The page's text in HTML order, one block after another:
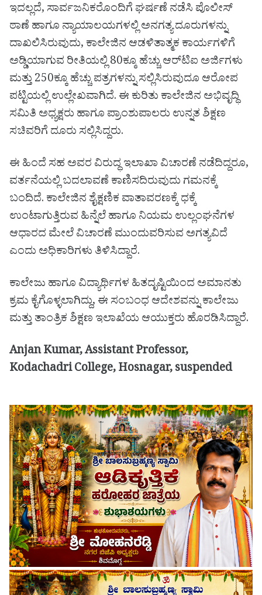
ಇದಲ್ಲದೆ, ಸಾರ್ವಜನಿಕರೊಂದಿಗೆ ಘರ್ಷಣೆ ನಡೆಸಿ ಪೊಲೀಸ್
ಠಾಣೆ ಹಾಗೂ ನ್ಯಾಯಾಲಯಗಳಲ್ಲಿ ಅನಗತ್ಯ ದೂರುಗಳನ್ನು
ದಾಖಲಿಸಿರುವುದು, ಕಾಲೇಜಿನ ಆಡಳಿತಾತ್ಮಕ ಕಾರ್ಯಗಳಿಗೆ
ಅಡ್ಡಿಯಾಗುವ ರೀತಿಯಲ್ಲಿ 80ಕ್ಕೂ ಹೆಚ್ಚು ಆರ್‌ಟಿಐ ಅರ್ಜಿಗಳು
ಮತ್ತು 250ಕ್ಕೂ ಹೆಚ್ಚು ಪತ್ರಗಳನ್ನು ಸಲ್ಲಿಸಿರುವುದೂ ಆರೋಪ
ಪಟ್ಟಿಯಲ್ಲಿ ಉಲ್ಲೇಖವಾಗಿದೆ. ಈ ಕುರಿತು ಕಾಲೇಜಿನ ಅಭಿವೃದ್ಧಿ
ಸಮಿತಿ ಅಧ್ಯಕ್ಷರು ಹಾಗೂ ಪ್ರಾಂಶುಪಾಲರು ಉನ್ನತ ಶಿಕ್ಷಣ
ಸಚಿವರಿಗೆ ದೂರು ಸಲ್ಲಿಸಿದ್ದರು.
ಈ ಹಿಂದೆ ಸಹ ಅವರ ವಿರುದ್ಧ ಇಲಾಖಾ ವಿಚಾರಣೆ ನಡೆದಿದ್ದರೂ,
ವರ್ತನೆಯಲ್ಲಿ ಬದಲಾವಣೆ ಕಾಣಿಸದಿರುವುದು ಗಮನಕ್ಕೆ
ಬಂದಿದೆ. ಕಾಲೇಜಿನ ಶೈಕ್ಷಣಿಕ ವಾತಾವರಣಕ್ಕೆ ಧಕ್ಕೆ
ಉಂಟಾಗುತ್ತಿರುವ ಹಿನ್ನೆಲೆ ಹಾಗೂ ನಿಯಮ ಉಲ್ಲಂಘನೆಗಳ
ಆಧಾರದ ಮೇಲೆ ವಿಚಾರಣೆ ಮುಂದುವರಿಸುವ ಅಗತ್ಯವಿದೆ
ಎಂದು ಅಧಿಕಾರಿಗಳು ತಿಳಿಸಿದ್ದಾರೆ.
ಕಾಲೇಜು ಹಾಗೂ ವಿದ್ಯಾರ್ಥಿಗಳ ಹಿತದೃಷ್ಟಿಯಿಂದ ಅಮಾನತು
ಕ್ರಮ ಕೈಗೊಳ್ಳಲಾಗಿದ್ದು, ಈ ಸಂಬಂಧ ಆದೇಶವನ್ನು ಕಾಲೇಜು
ಮತ್ತು ತಾಂತ್ರಿಕ ಶಿಕ್ಷಣ ಇಲಾಖೆಯ ಆಯುಕ್ತರು ಹೊರಡಿಸಿದ್ದಾರೆ.
Anjan Kumar, Assistant Professor,
Kodachadri College, Hosnagar, suspended